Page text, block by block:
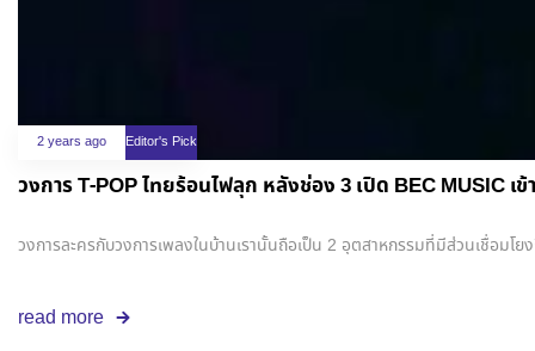
2 years ago Editor's Pick
วงการ T-POP ไทยร้อนไฟลุก หลังช่อง 3 เปิด
วงการละครกับวงการเพลงในบ้านเรานั้นถือเป็น 2 อุตสาหกรรมที่มีส่วนเชื่อม
read more